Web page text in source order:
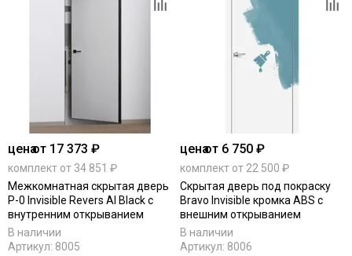
ценаот 17 373 ₽
комплект от 34 851 ₽
Межкомнатная скрытая дверь
P-0 Invisible Revers Al Black с
внутренним открыванием
В наличии
Артикул: 8005
ценаот 6 750 ₽
комплект от 22 500 ₽
Скрытая дверь под покраску
Bravo Invisible кромка ABS с
внешним открыванием
В наличии
Артикул: 8006